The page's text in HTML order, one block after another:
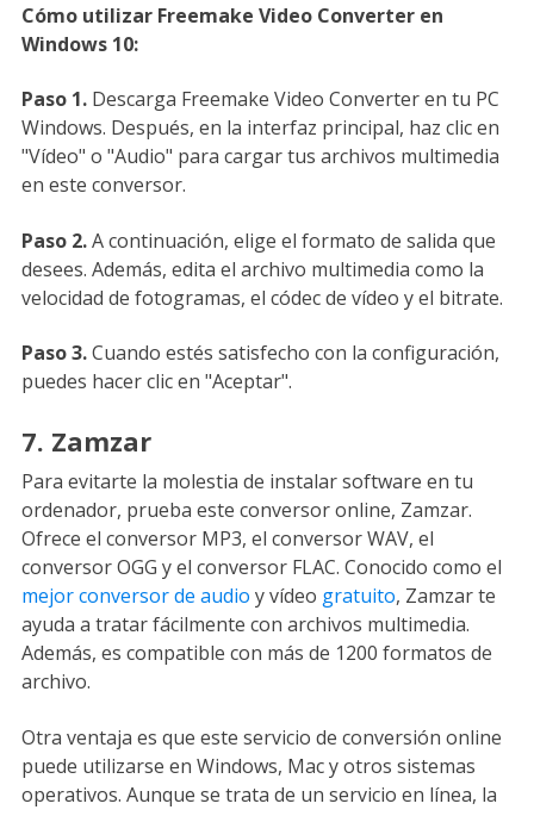
Cómo utilizar Freemake Video Converter en
Windows 10:
Paso 1. Descarga Freemake Video Converter en tu PC
Windows. Después, en la interfaz principal, haz clic en
"Vídeo" o "Audio" para cargar tus archivos multimedia
en este conversor.
Paso 2.A continuación, elige el formato de salida que
desees. Además, edita el archivo multimedia como la
velocidad de fotogramas, el códec de vídeo y el bitrate.
Paso 3.Cuando estés satisfecho con la configuración,
puedes hacer clic en "Aceptar".
7. Zamzar
Para evitarte la molestia de instalar software en tu
ordenador, prueba este conversor online, Zamzar.
Ofrece el conversor MP3, el conversor WAV, el
conversor OGG y el conversor FLAC. Conocido como el
mejor conversor de audio y vídeo gratuito, Zamzar te
ayuda a tratar fácilmente con archivos multimedia.
Además, es compatible con más de 1200 formatos de
archivo.
Otra ventaja es que este servicio de conversión online
puede utilizarse en Windows, Mac y otros sistemas
operativos. Aunque se trata de un servicio en línea, la